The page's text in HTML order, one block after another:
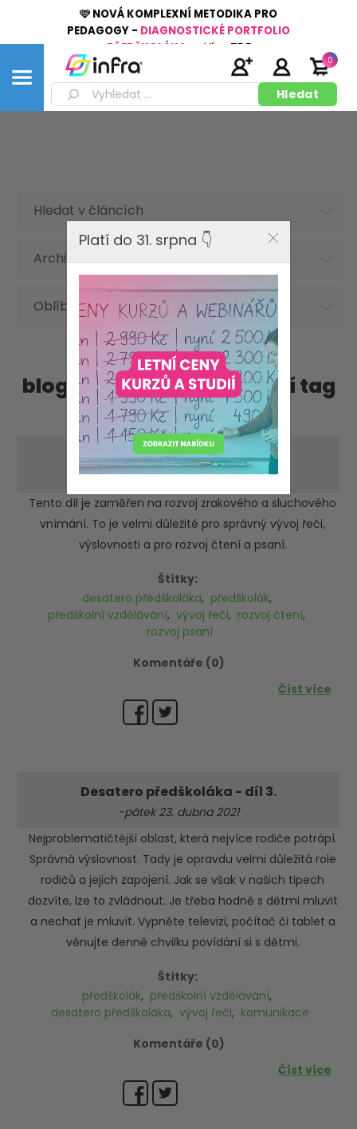
🩷 NOVÁ KOMPLEXNÍ METODIKA PRO
PEDAGOGY - DIAGNOSTICKÉ PORTFOLIO
PŘEDŠKOLÁKA
Více ZDE
0
Hledat v článcích
Archiv článků
Oblíbená hesla
blog příspěvky, obsahující tag
'vývoj řeči'
Desatero předškoláka - díl 5.
-pátek 7. května 2021
Tento díl je zaměřen na rozvoj zrakového a sluchového
vnímání. To je velmi důležité pro správný vývoj řeči,
výslovnosti a pro rozvoj čtení a psaní.
Štítky:
desatero předškoláka, předškolák,
předškolní vzdělávání, vývoj řeči, rozvoj čtení,
rozvoj psaní
Komentáře (0)
Číst více
Desatero předškoláka - díl 3.
-pátek 23. dubna 2021
Nejproblematičtější oblast, která nejvíce rodiče potrápí.
Správná výslovnost. Tady je opravdu velmi důležitá role
rodičů a jejich zapojení. Jak se však v našich tipech
dozvíte, lze to zvládnout. Je třeba hodně s dětmi mluvit
a nechat je mluvit. Vypněte televizi, počítač či tablet a
věnujte denně chvilku povídání si s dětmi.
Štítky:
předškolák, předškolní vzdělávání,
desatero předškoláka, vývoj řeči, komunikace
Komentáře (0)
Číst více
Platí do 31. srpna 👇